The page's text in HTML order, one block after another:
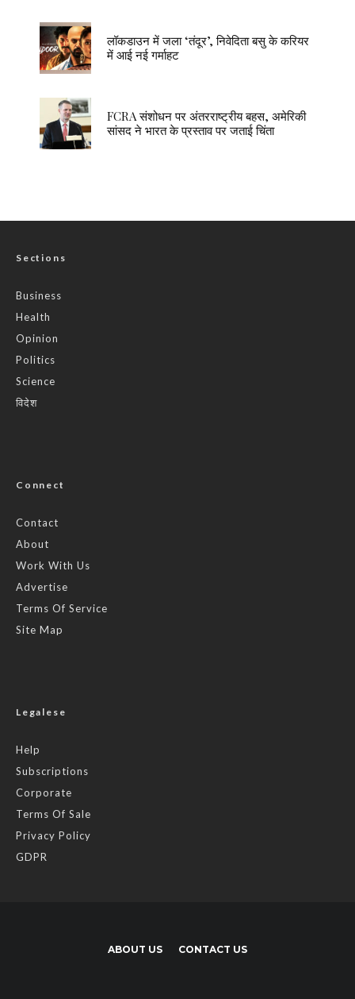
लॉकडाउन में जला ‘तंदूर’, निवेदिता बसु के करियर
में आई नई गर्माहट
FCRA संशोधन पर अंतरराष्ट्रीय बहस, अमेरिकी
सांसद ने भारत के प्रस्ताव पर जताई चिंता
Sections
Business
Health
Opinion
Politics
Science
विदेश
Connect
Contact
About
Work With Us
Advertise
Terms Of Service
Site Map
Legalese
Help
Subscriptions
Corporate
Terms Of Sale
Privacy Policy
GDPR
ABOUT US CONTACT US